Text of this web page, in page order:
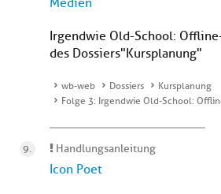
Medien
Irgendwie Old-School:
des Dossiers "Kursplanung"
wb-web Dossiers
Kursplanung
Folge 3: Irgendwie Old-School:
Handlungsanleitung
Icon Poet